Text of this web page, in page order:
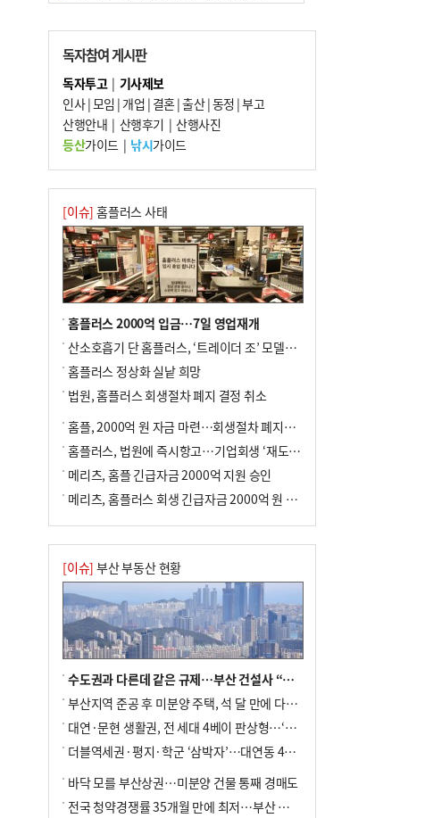
과…“현재는 부적절 행위 없어”
7
"올해 코스피 사이드카 43회 중 25회는 삼
전닉스 ETF 이후 발생"
8
서울 중랑구서 흉기 난동…60대 남성 2명
사망
10 입추 지났지만 푹푹 찐다…온열질환자 10
년 만에 3배
독자참여 게시판
독자투고| 기사제보
인사|모임 | 개업 | 결혼|출산|동정 |부고
산행안내 | 산행후기 | 산행사진
등산가이드| 낚시가이드
[이슈] 홈플러스 사태
홈플러스 2000억 입금…7일 영업재개
산소호흡기 단 홈플러스, ‘트레이더 조’ 모델로 살아날까
홈플러스 정상화 실낱 희망
법원, 홈플러스 회생절차 폐지 결정 취소
홈플, 2000억 원 자금 마련…회생절차 폐지에 즉시항고(종합)
홈플러스, 법원에 즉시항고…기업회생 ‘재도전’
메리츠, 홈플 긴급자금 2000억 지원 승인
메리츠, 홈플러스 회생 긴급자금 2000억 원 지원 승인
[이슈] 부산 부동산 현황
수도권과 다른데 같은 규제…부산 건설사 “쓰러지기 직전”
부산지역 준공 후 미분양 주택, 석 달 만에 다시 3000가구 넘어서
대연·문현 생활권, 전 세대 4베이 판상형…‘더샵 트리센트’ 내달 분양
더블역세권·평지·학군 ‘삼박자’…대연동 42층 브랜드 단지
바닥 모를 부산상권…미분양 건물 통째 경매도
전국 청약경쟁률 35개월 만에 최저…부산 미분양 ‘적체’ 심화